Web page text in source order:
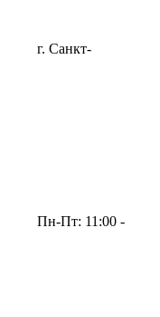
г. Санкт-
Пн-Пт: 11:00 -